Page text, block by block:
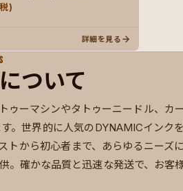
)
詳細を見る
ついて
ゥーマシンやタトゥーニードル、カ
。世界的に人気のDYNAMICインクを
から初心者まで、あらゆるニーズ
。確かな品質と迅速な発送で、お客